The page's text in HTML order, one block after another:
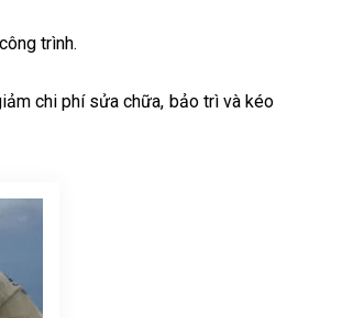
trình.
chi phí sửa chữa, bảo trì và kéo